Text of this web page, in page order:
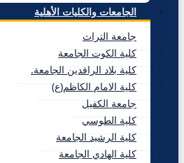
الجامعات والكليات الأهلية
جامعة التراث
كلية الكوت الجامعة
كلية بلاد الرافدين الجامعة.
كلية الامام الكاظم(ع)
جامعة الكفيل
كلية الطوسي
كلية الرشيد الجامعة
كلية الهادي الجامعة